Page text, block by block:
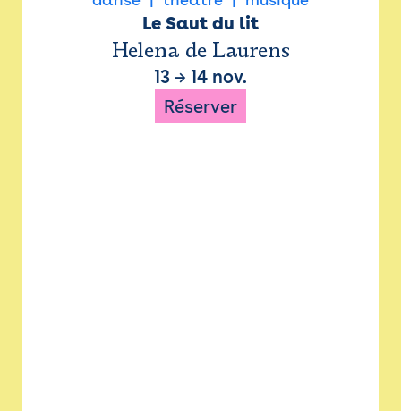
Le Saut du lit
Helena de Laurens
13 → 14 nov.
Réserver